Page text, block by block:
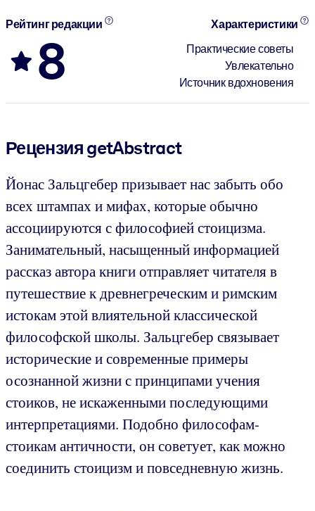
Рейтинг редакции
8
Характеристики
Практические советы
Увлекательно
Источник вдохновения
Рецензия getAbstract
Йонас Зальцгебер призывает нас забыть обо
всех штампах и мифах, которые обычно
ассоциируются с философией стоицизма.
Занимательный, насыщенный информацией
рассказ автора книги отправляет читателя в
путешествие к древнегреческим и римским
истокам этой влиятельной классической
философской школы. Зальцгебер связывает
исторические и современные примеры
осознанной жизни с принципами учения
стоиков, не искаженными последующими
интерпретациями. Подобно философам-
стоикам античности, он советует, как можно
соединить стоицизм и повседневную жизнь.